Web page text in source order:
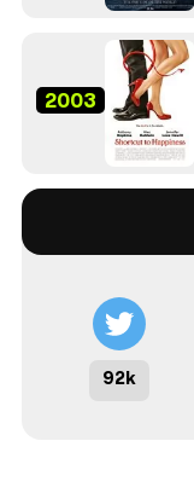
2003
92k